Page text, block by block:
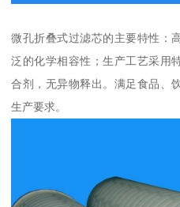
微孔折叠式过滤芯的主要特性：
泛的化学相容性；生产工艺采用
合剂，无异物释出。满足食品、
生产要求。